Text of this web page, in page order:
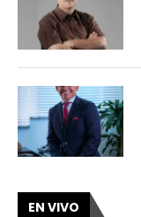
EN VIVO